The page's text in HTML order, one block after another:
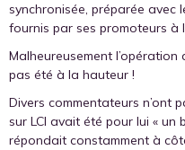
synchronisée, préparée avec
fournis par ses promoteurs à
Malheureusement l’opération
pas été à la hauteur !
Divers commentateurs n’ont
sur LCI avait été pour lui « un
répondait constamment à